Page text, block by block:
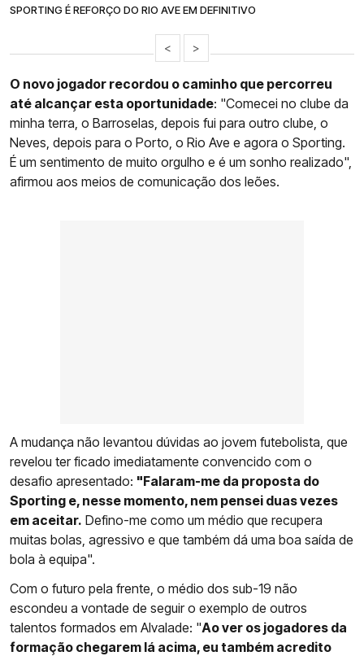
SPORTING É REFORÇO DO RIO AVE EM DEFINITIVO
< >
O novo jogador recordou o caminho que percorreu
até alcançar esta oportunidade: "Comecei no clube da
minha terra, o Barroselas, depois fui para outro clube, o
Neves, depois para o Porto, o Rio Ave e agora o Sporting.
É um sentimento de muito orgulho e é um sonho realizado",
afirmou aos meios de comunicação dos leões.
A mudança não levantou dúvidas ao jovem futebolista, que
revelou ter ficado imediatamente convencido com o
desafio apresentado: "Falaram-me da proposta do
Sporting e, nesse momento, nem pensei duas vezes
em aceitar. Defino-me como um médio que recupera
muitas bolas, agressivo e que também dá uma boa saída de
bola à equipa".
Com o futuro pela frente, o médio dos sub-19 não
escondeu a vontade de seguir o exemplo de outros
talentos formados em Alvalade: "Ao ver os jogadores da
formação chegarem lá acima, eu também acredito